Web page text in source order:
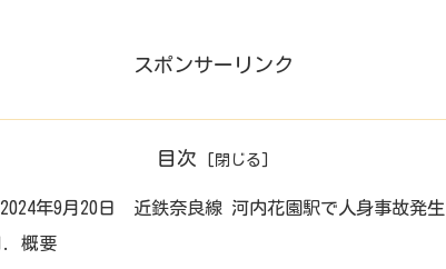
スポンサーリンク
目次
2024年9月20日 近鉄奈良線 河内花園駅で人身事故発生
概要